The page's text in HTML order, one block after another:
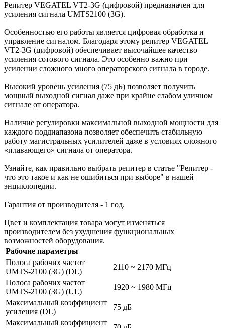
Репитер VEGATEL VT2-3G (цифровой) предназначен для
усиления сигнала UMTS2100 (3G).
Особенностью его работы является цифровая обработка и
управление сигналом. Благодаря этому репитер VEGATEL
VT2-3G (цифровой) обеспечивает высочайшее качество
усиления сотового сигнала. Это особенно важно при
усилении сложного много операторского сигнала в городе.
Высокий уровень усиления (75 дБ) позволяет получить
мощный выходной сигнал даже при крайне слабом уличном
сигнале от оператора.
Наличие регулировки максимальной выходной мощности для
каждого поддиапазона позволяет обеспечить стабильную
работу магистральных усилителей даже в условиях сложного
«плавающего» сигнала от оператора.
Узнайте, как правильно выбрать репитер в статье "Репитер -
что это такое и как не ошибиться при выборе" в нашей
энциклопедии.
Гарантия от производителя - 1 год.
Цвет и комплектация товара могут изменяться
производителем без ухудшения функциональных
возможностей оборудования.
Рабочие параметры
Полоса рабочих частот
UMTS-2100 (3G) (DL)
2110 ~ 2170 МГц
Полоса рабочих частот
UMTS-2100 (3G) (UL)
1920 ~ 1980 МГц
Максимальный коэффициент
усиления (DL)
75 дБ
Максимальный коэффициент